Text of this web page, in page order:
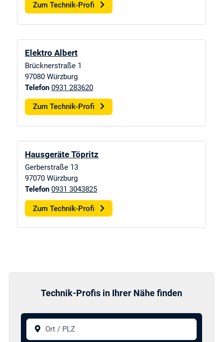
Zum Technik-Profi
Elektro Albert
Brücknerstraße 1
97080 Würzburg
Telefon 0931 283620
Zum Technik-Profi
Hausgeräte Töpritz
Gerberstraße 13
97070 Würzburg
Telefon 0931 3043825
Zum Technik-Profi
Technik-Profis in Ihrer Nähe finden
Ort / PLZ